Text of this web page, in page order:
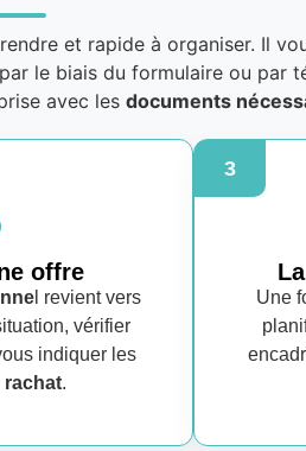
et rapide à organiser. Il
le biais du formulaire ou par
avec les documents
offre
l revient vers
vérifier
indiquer les
.
3
Une